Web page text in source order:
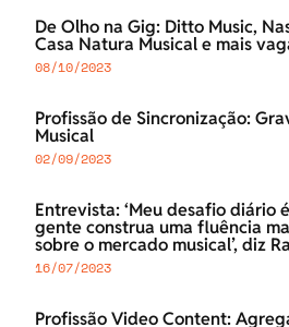
De Olho na Gig: Ditto Music,
Casa Natura Musical e mais
08/10/2023
Profissão de Sincronização:
Musical
02/09/2023
Entrevista: ‘Meu desafio diário
gente construa uma fluência
sobre o mercado musical’, diz
16/07/2023
Profissão Video Content: